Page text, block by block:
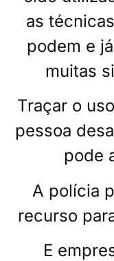
as
podem e
muitas
Traçar o
pessoa
pode
A polícia
recurso
E